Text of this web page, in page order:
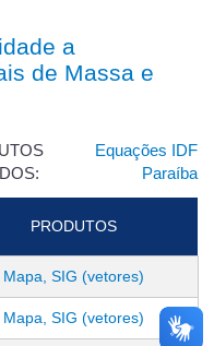
a
de Massa e
Equações IDF
Paraíba
PRODUTOS
Mapa, SIG (vetores)
Mapa, SIG (vetores)